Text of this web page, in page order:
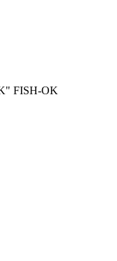
FISH-OK